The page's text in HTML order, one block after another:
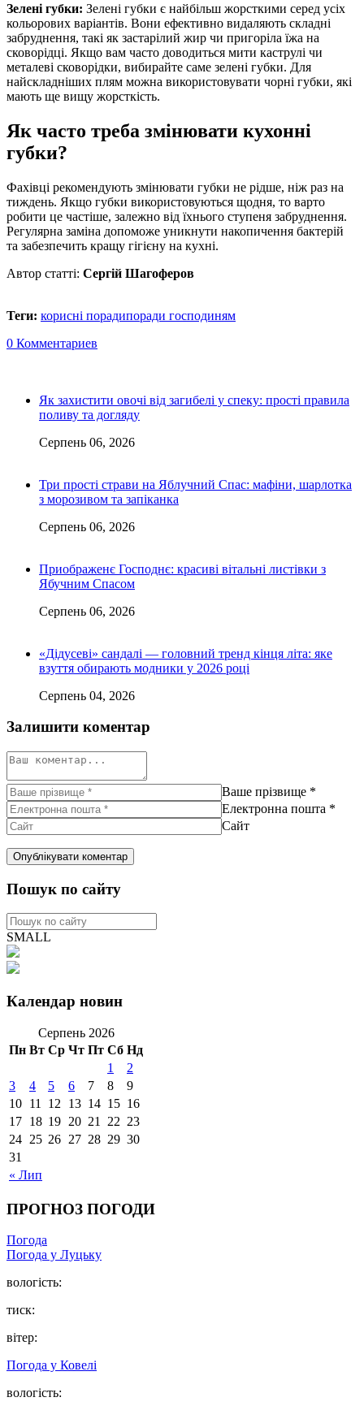
Зелені губки: Зелені губки є найбільш жорсткими серед усіх
кольорових варіантів. Вони ефективно видаляють складні
забруднення, такі як застарілий жир чи пригоріла їжа на
сковорідці. Якщо вам часто доводиться мити каструлі чи
металеві сковорідки, вибирайте саме зелені губки. Для
найскладніших плям можна використовувати чорні губки, які
мають ще вищу жорсткість.
Як часто треба змінювати кухонні
губки?
Фахівці рекомендують змінювати губки не рідше, ніж раз на
тиждень. Якщо губки використовуються щодня, то варто
робити це частіше, залежно від їхнього ступеня забруднення.
Регулярна заміна допоможе уникнути накопичення бактерій
та забезпечить кращу гігієну на кухні.
Автор статті: Сергій Шагоферов
Теги: корисні порадипоради господиням
0 Комментариев
Як захистити овочі від загибелі у спеку: прості правила
поливу та догляду
Серпень 06, 2026
Три прості страви на Яблучний Спас: мафіни, шарлотка
з морозивом та запіканка
Серпень 06, 2026
Приображенє Господнє: красиві вітальні листівки з
Ябучним Спасом
Серпень 06, 2026
«Дідусеві» сандалі — головний тренд кінця літа: яке
взуття обирають модники у 2026 році
Серпень 04, 2026
Залишити коментар
Ваше прізвище *
Електронна пошта *
Сайт
Пошук по сайту
SMALL
Календар новин
Серпень 2026
Пн Вт Ср Чт Пт Сб Нд
« Лип
1
2
3
4 5 6 7 8
9
10 11 12 13 14 15 16
17 18 19 20 21 22 23
24 25 26 27 28 29 30
31
ПРОГНОЗ ПОГОДИ
Погода
Погода у Луцьку
вологість:
тиск:
вітер:
Погода у Ковелі
вологість: